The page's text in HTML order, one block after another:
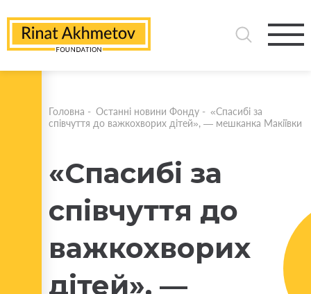
Головна - Останні новини Фонду - «Спасибі за
співчуття до важкохворих дітей», — мешканка Макіївки
«Спасибі за
співчуття до
важкохворих
дітей», —